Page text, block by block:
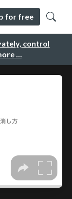
control
…
for free